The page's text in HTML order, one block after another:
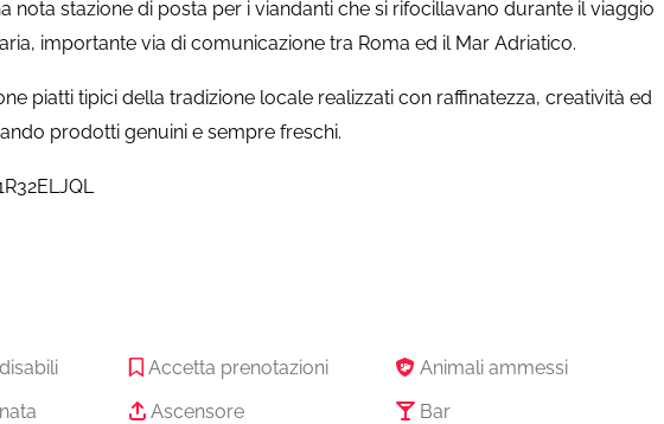
nota stazione di posta per i viandanti che si rifocillavano durante il viaggio
importante via di comunicazione tra Roma ed il Mar Adriatico.
piatti tipici della tradizione locale realizzati con raffinatezza, creatività ed
prodotti genuini e sempre freschi.
Accetta prenotazioni
Animali ammessi
Ascensore
Bar